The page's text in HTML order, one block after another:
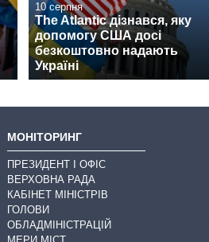
10 серпня
The Atlantic дізнався, яку
допомогу США досі
безкоштовно надають
Україні
МОНІТОРИНГ
ПРЕЗИДЕНТ І ОФІС
ВЕРХОВНА РАДА
КАБІНЕТ МІНІСТРІВ
ГОЛОВИ
ОБЛАДМІНІСТРАЦІЙ